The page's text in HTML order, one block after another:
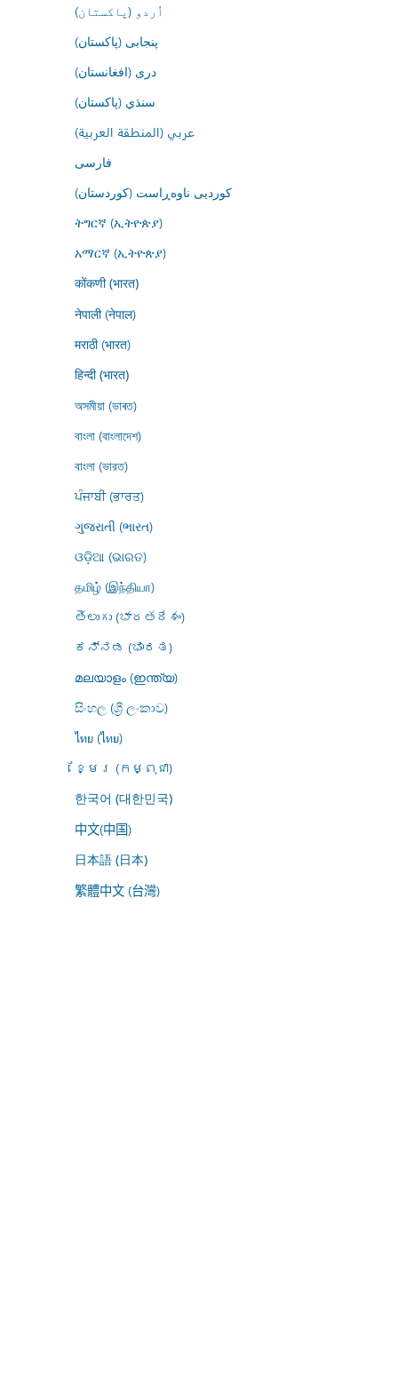
اُردو (پاکستان)
پنجابی (پاکستان)
درى (افغانستان)
سنڌي (پاکستان)
عربي (المنطقة العربية)
فارسى
کوردیی ناوەڕاست (کوردستان)
ትግርኛ (ኢትዮጵያ)
አማርኛ (ኢትዮጵያ)
कोंकणी (भारत)
नेपाली (नेपाल)
मराठी (भारत)
हिन्दी (भारत)
অসমীয়া (ভাৰত)
বাংলা (বাংলাদেশ)
বাংলা (ভারত)
ਪੰਜਾਬੀ (ਭਾਰਤ)
ગુજરાતી (ભારત)
ଓଡ଼ିଆ (ଭାରତ)
தமிழ் (இந்தியா)
తెలుగు (భారతదేశం)
ಕನ್ನಡ (ಭಾರತ)
മലയാളം (ഇന്ത്യ)
සිංහල (ශ්‍රී ලංකාව)
ไทย (ไทย)
ខ្មែរ (កម្ពុជា)
한국어 (대한민국)
中文(中国)
日本語 (日本)
繁體中文 (台灣)